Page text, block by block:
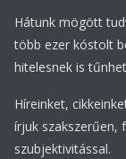
Hátunk mögött
több ezer kóstolt
hitelesnek is
Híreinket,
írjuk szakszerűen,
szubjektivitással.